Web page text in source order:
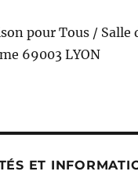
pour Tous / Salle
69003 LYON
ET